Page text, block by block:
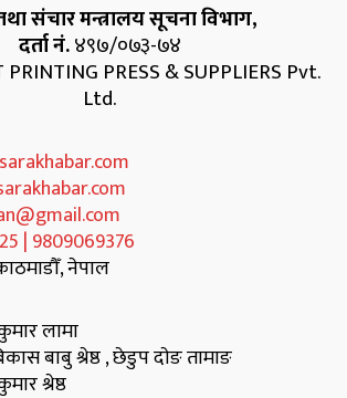
संचार मन्त्रालय सूचना विभाग,
दर्ता नं.४९७/०७३-७४
PRESS & SUPPLIERS Pvt.
Ltd.
| 9809069376
नेपाल
लामा
बाबु श्रेष्ठ , छेडुप दाेङ तामाङ
श्रेष्ठ